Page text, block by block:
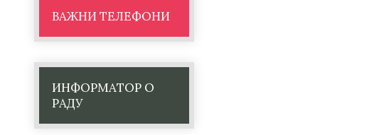
ВАЖНИ ТЕЛЕФОНИ
ИНФОРМАТОР О
РАДУ